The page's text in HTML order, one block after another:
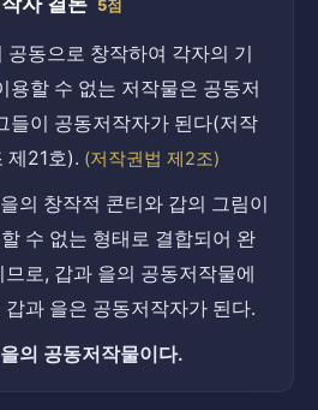
5점
공동으로 창작하여 각자의 기
용할 수 없는 저작물은 공동저
들이 공동저작자가 된다(저작
제21호). (저작권법 제2조)
의 창작적 콘티와 갑의 그림이
수 없는 형태로 결합되어 완
므로, 갑과 을의 공동저작물에
갑과 을은 공동저작자가 된다.
의 공동저작물이다.